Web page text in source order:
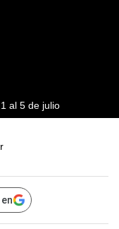
al 5 de julio